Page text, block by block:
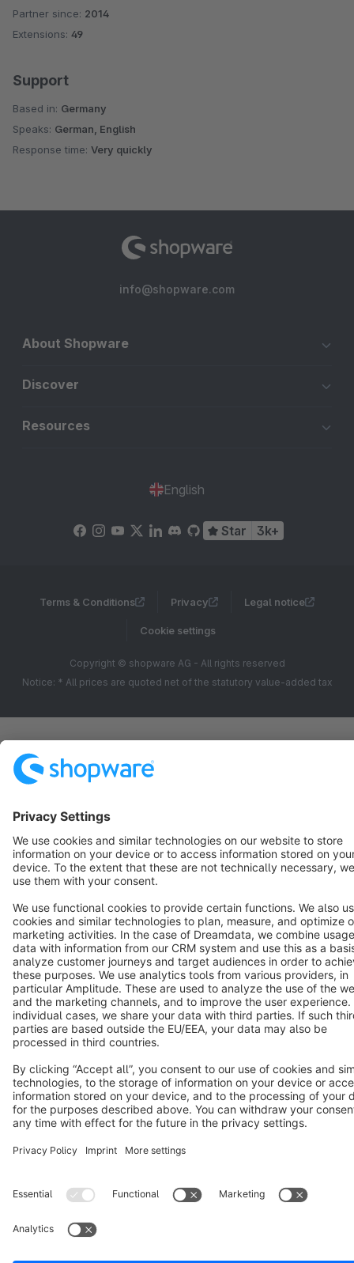
Average rating of 4.8 out of 5 stars
Partner since: 2014
Extensions: 49
Support
Based in: Germany
Speaks: German, English
Response time: Very quickly
info@shopware.com
About Shopware
Discover
Resources
English
Star 3k+
Terms & Conditions Privacy Legal notice
Cookie settings
Copyright © shopware AG - All rights reserved
Notice: * All prices are quoted net of the statutory value-added tax